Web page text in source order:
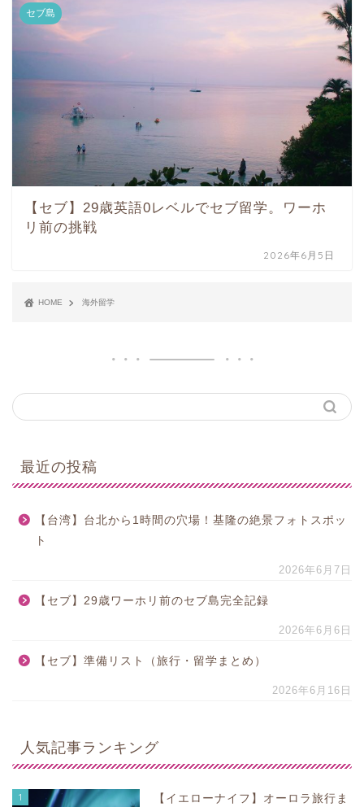
セブ島
【セブ】29歳英語0レベルでセブ留学。ワーホ
リ前の挑戦
2026年6月5日
HOME 海外留学
最近の投稿
【台湾】台北から1時間の穴場！基隆の絶景フォトスポッ
ト
2026年6月7日
【セブ】29歳ワーホリ前のセブ島完全記録
2026年6月6日
【セブ】準備リスト（旅行・留学まとめ）
2026年6月16日
人気記事ランキング
1 【イエローナイフ】オーロラ旅行ま